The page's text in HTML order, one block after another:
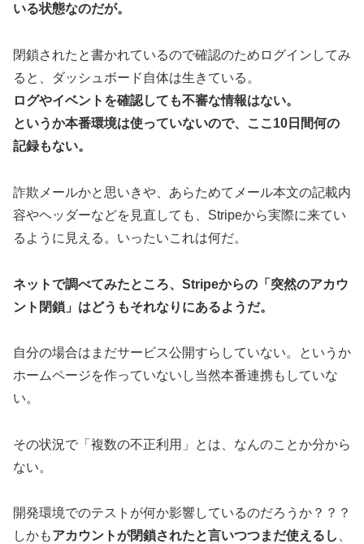
いる状態なのだが。
閉鎖されたと書かれているので確認のためログインしてみ
ると、ダッシュボード自体は生きている。
ログやイベントを確認しても不審な情報はない。
というか本番環境は使っていないので、ここ10日間何の
記録もない。
詐欺メールかと思いきや、あらためてメール本文の記載内
容やヘッダーなどを見直しても、Stripeから実際に来てい
るように見える。いったいこれは何だ。
ネットで調べてみたところ、Stripeからの「突然のアカウ
ント閉鎖」はどうもそれなりにあるようだ。
自分の場合はまだサービス公開すらしていない。というか
ホームページを作っていないし当然本番連携もしていな
い。
その状況で「複数の不正利用」とは、なんのことか分から
ない。
開発環境でのテストが何か影響しているのだろうか？？？
しかもアカウントが閉鎖されたと言いつつまだ使えるし